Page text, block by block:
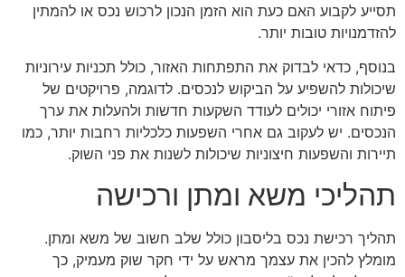
תסייע לקבוע האם כעת הוא הזמן הנכון לרכוש נכס או להמתין
להזדמנויות טובות יותר.
בנוסף, כדאי לבדוק את התפתחות האזור, כולל תכניות עירוניות
שיכולות להשפיע על הביקוש לנכסים. לדוגמה, פרויקטים של
פיתוח אזורי יכולים לעודד השקעות חדשות ולהעלות את ערך
הנכסים. יש לעקוב גם אחרי השפעות כלכליות רחבות יותר, כמו
תיירות והשפעות חיצוניות שיכולות לשנות את פני השוק.
תהליכי משא ומתן ורכישה
תהליך רכישת נכס בליסבון כולל שלב חשוב של משא ומתן.
מומלץ להכין את עצמך מראש על ידי חקר שוק מעמיק, כך